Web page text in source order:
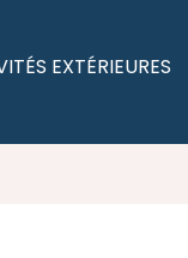
EXTÉRIEURES